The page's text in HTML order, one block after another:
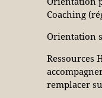
Coaching
Orientation
Ressources
remplacer